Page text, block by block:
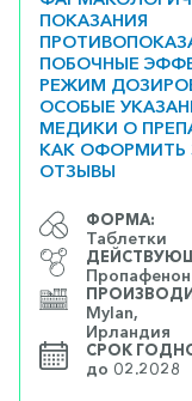
ПОКАЗАНИЯ
ПОБОЧНЫЕ
РЕЖИМ
ОСОБЫЕ
МЕДИКИ О
КАК ОФОРМИТЬ
ОТЗЫВЫ
ФОРМА:
Таблетки
Пропафенон
Mylan,
Ирландия
СРОК
до 02.2028